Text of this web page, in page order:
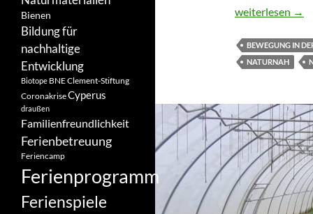
Der Natur auf
weiterlesen →
BEWEGUNG IN
NATURNAH
Bienen
Bildung für
nachhaltige
Entwicklung
Biotope BNEClement-Stiftung
CoronakriseCyperus
draußen
Familienfreundlichkeit
Ferienbetreuung
Feriencamp
Ferienprogramm
Ferienspiele